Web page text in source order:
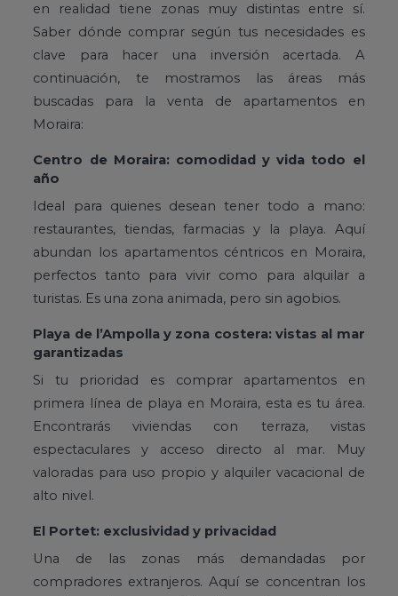
en realidad tiene zonas muy distintas entre sí.
Saber dónde comprar según tus necesidades es
clave para hacer una inversión acertada. A
continuación, te mostramos las áreas más
buscadas para la venta de apartamentos en
Moraira:
Centro de Moraira: comodidad y vida todo el
año
Ideal para quienes desean tener todo a mano:
restaurantes, tiendas, farmacias y la playa. Aquí
abundan los apartamentos céntricos en Moraira,
perfectos tanto para vivir como para alquilar a
turistas. Es una zona animada, pero sin agobios.
Playa de l’Ampolla y zona costera: vistas al mar
garantizadas
Si tu prioridad es comprar apartamentos en
primera línea de playa en Moraira, esta es tu área.
Encontrarás viviendas con terraza, vistas
espectaculares y acceso directo al mar. Muy
valoradas para uso propio y alquiler vacacional de
alto nivel.
El Portet: exclusividad y privacidad
Una de las zonas más demandadas por
compradores extranjeros. Aquí se concentran los